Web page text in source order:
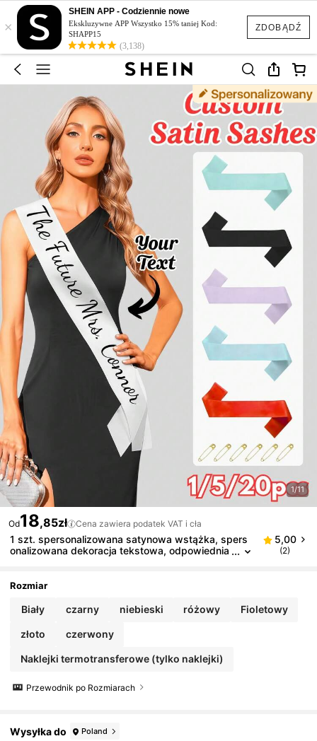
ZDOBĄDŹ
×
SHEIN APP - Codziennie nowe
Ekskluzywne APP Wszystko 15% taniej Kod:
SHAPP15
(3,138)
1/11
Od18,85zł Cena zawiera podatek VAT i cła
1 szt. spersonalizowana satynowa wstążka, spers
onalizowana dekoracja tekstowa, odpowiednia
y, dekoracja imprezowa, wystrój domu, świąteczne
5,00
(2)
Rozmiar
Biały czarny niebieski różowy Fioletowy
złoto czerwony
Naklejki termotransferowe (tylko naklejki)
Przewodnik po Rozmiarach
Wysyłka do Poland